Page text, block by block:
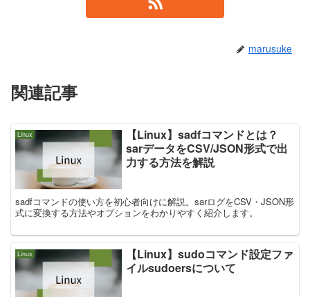
marusuke
関連記事
Linux
【Linux】sadfコマンドとは？
sarデータをCSV/JSON形式で出
力する方法を解説
sadfコマンドの使い方を初心者向けに解説。sarログをCSV・JSON形
式に変換する方法やオプションをわかりやすく紹介します。
Linux
【Linux】sudoコマンド設定ファ
イルsudoersについて